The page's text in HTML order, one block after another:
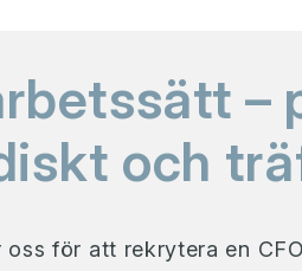
–
och
oss för att rekrytera en